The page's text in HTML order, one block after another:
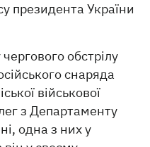
президента України
обстрілу
снаряда
військової
з Департаменту
одна з них у